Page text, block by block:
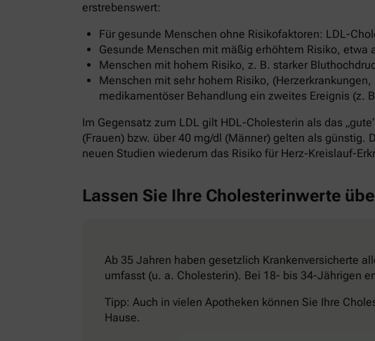
erstrebenswert:
Für gesunde Menschen ohne Risikofaktoren: LDL-
Gesunde Menschen mit mäßig erhöhtem Risiko,
Menschen mit hohem Risiko, z. B. starker
Menschen mit sehr hohem Risiko,
medikamentöser Behandlung ein zweites Ereignis (z.
Im Gegensatz zum LDL gilt HDL-Cholesterin als das
(Frauen) bzw. über 40 mg/dl (Männer) gelten als günstig.
neuen Studien wiederum das Risiko für Herz-Kreislauf-
Lassen Sie Ihre Cholesterinwerte
Ab 35 Jahren haben gesetzlich Krankenversicherte
umfasst (u. a. Cholesterin). Bei 18- bis 34-Jährigen
Tipp: Auch in vielen Apotheken können Sie Ihre
Hause.